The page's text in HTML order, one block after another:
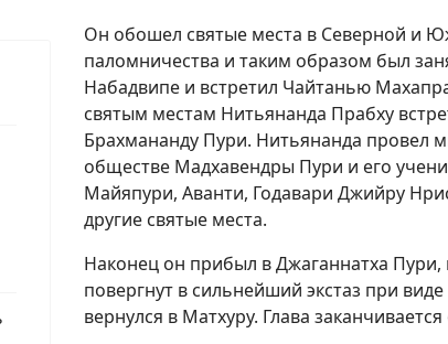
Он обошел святые места в Северной и
паломничества и таким образом был
Набадвипе и встретил Чайтанью
святым местам Нитьянанда Прабху
Брахмананду Пури. Нитьянанда провел
обществе Мадхавендры Пури и его
Майяпури, Аванти, Годавари Джийру
другие святые места.
Наконец он прибыл в Джаганнатха
повергнут в сильнейший экстаз при
вернулся в Матхуру. Глава